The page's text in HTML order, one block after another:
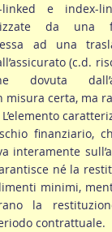
linked e index-
da una
ad una
(c.d.
dovuta
misura certa, ma
finanziario,
interamente
né la
minimi,
la
contrattuale.